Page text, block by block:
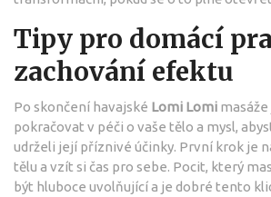
Tipy pro domácí
zachování efektu
Po skončení havajské Lomi Lomi
pokračovat v péči o vaše tělo a mysl,
udrželi její příznivé účinky. První krok je
tělu a vzít si čas pro sebe. Pocit, který
být hluboce uvolňující a je dobré tento